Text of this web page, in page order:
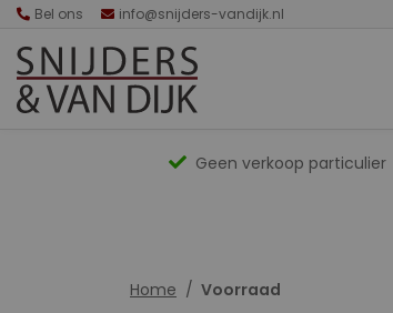
Bel ons info@snijders-vandijk.nl
Geen verkoop particulier
Home Voorraad